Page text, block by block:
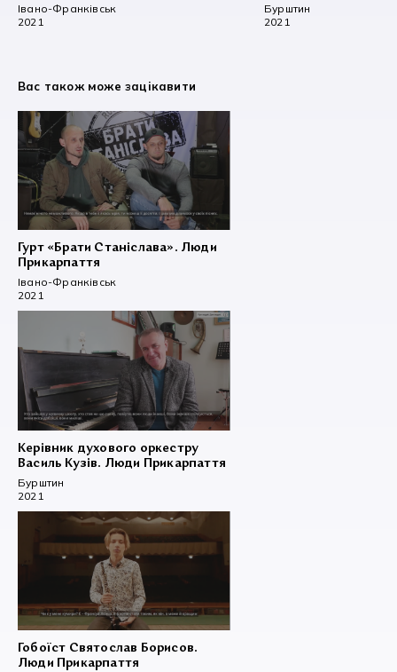
Івано-Франківськ
2021
Бурштин
2021
Вас також може зацікавити
Гурт «Брати Станіслава». Люди
Прикарпаття
Івано-Франківськ
2021
Керівник духового оркестру
Василь Кузів. Люди Прикарпаття
Бурштин
2021
Гобоїст Святослав Борисов.
Люди Прикарпаття